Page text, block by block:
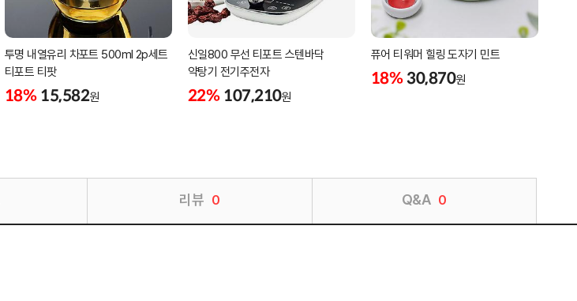
투명 내열유리 차포트 500ml 2p세트
티포트 티팟
18% 15,582원
신일800 무선 티포트 스텐바닥
약탕기 전기주전자
22% 107,210원
퓨어 티워머 힐링 도자기 민트
18% 30,870원
리뷰 0 Q&A 0